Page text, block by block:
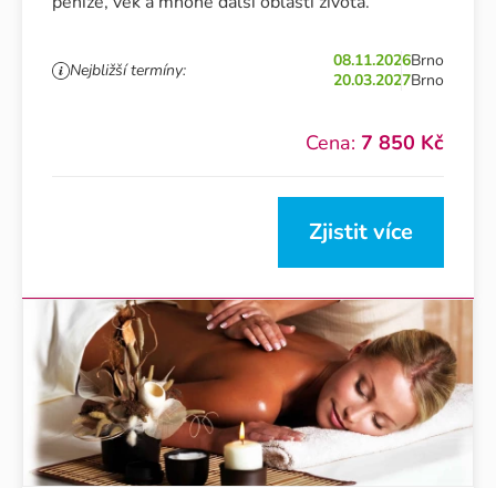
Nejbližší termíny: 08.11.2026Brno
20.03.2027Brno
Cena: 7 850 Kč
Zjistit více